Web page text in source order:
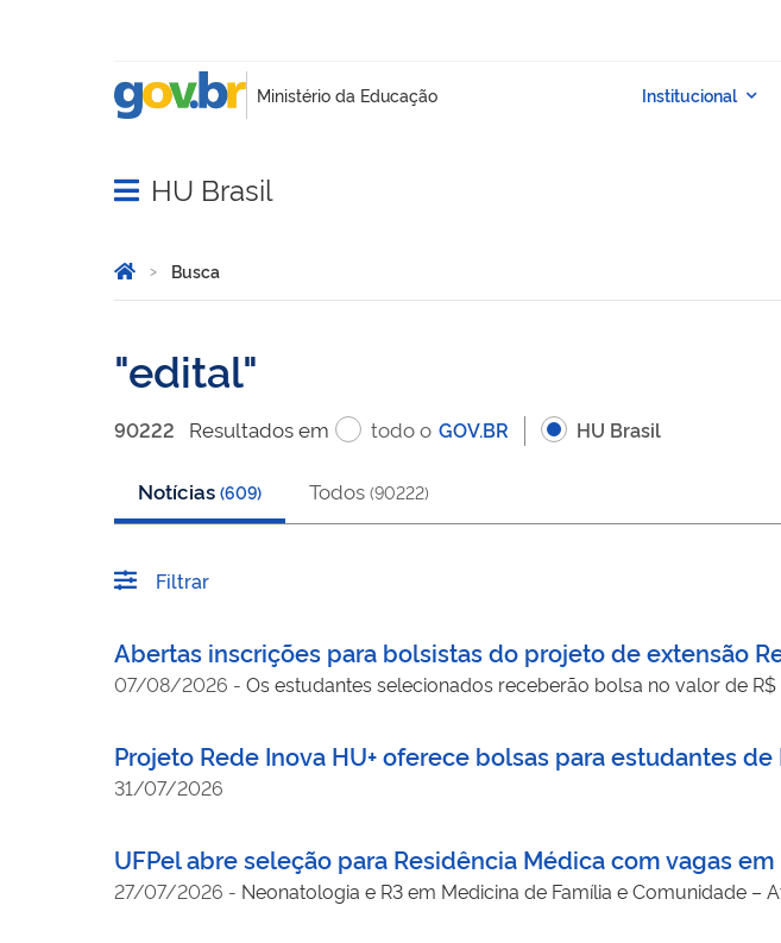
Abrir menu principal de navegação
HU Brasil
Você está aqui:
Página Inicial
Busca
edital
90222 Resultadosem todo o GOV.BR HU Brasil
Notícias (609) Todos (90222)
Filtrar
Abertas inscrições para bolsistas do projeto de extensão
07/08/2026 - Os estudantes selecionados receberão bolsa no valor de
Projeto Rede Inova HU+ oferece bolsas para estudantes
31/07/2026
UFPel abre seleção para Residência Médica com vagas
27/07/2026 - Neonatologia e R3 em Medicina de Família e Comunidade